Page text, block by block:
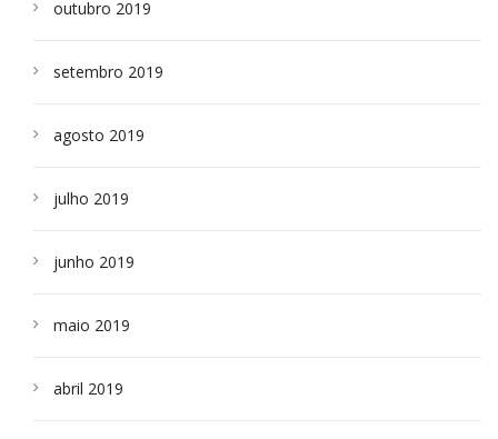
outubro 2019
setembro 2019
agosto 2019
julho 2019
junho 2019
maio 2019
abril 2019